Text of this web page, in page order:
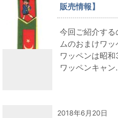
販売情報】
今回ご紹介す
ムのおまけワ
ワッペンは昭
ワッペンキャン
2018年6月20日